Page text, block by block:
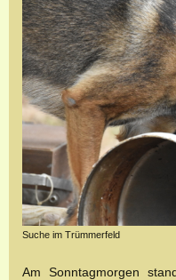
Suche im Trümmerfeld
Am Sonntagmorgen